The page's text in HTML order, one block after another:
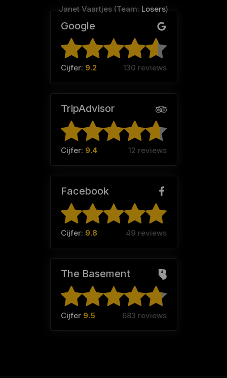
Janet Vaartjes (Team: Losers)
Google
Cijfer: 9.2 130 reviews
TripAdvisor
Cijfer: 9.4 12 reviews
Facebook
Cijfer: 9.8 49 reviews
The Basement
Cijfer 9.5 683 reviews